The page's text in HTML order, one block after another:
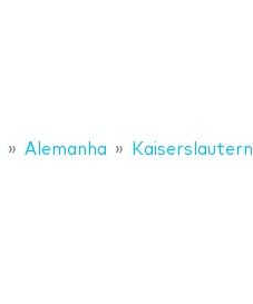
Alemanha Kaiserslautern